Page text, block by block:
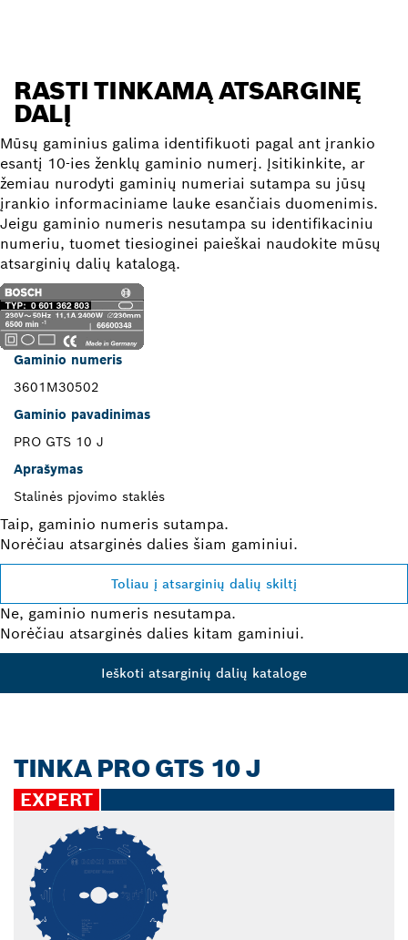
RASTI TINKAMĄ ATSARGINĘ
DALĮ
Mūsų gaminius galima identifikuoti pagal ant įrankio
esantį 10-ies ženklų gaminio numerį. Įsitikinkite, ar
žemiau nurodyti gaminių numeriai sutampa su jūsų
įrankio informaciniame lauke esančiais duomenimis.
Jeigu gaminio numeris nesutampa su identifikaciniu
numeriu, tuomet tiesioginei paieškai naudokite mūsų
atsarginių dalių katalogą.
Gaminio numeris
3601M30502
Gaminio pavadinimas
PRO GTS 10 J
Aprašymas
Stalinės pjovimo staklės
Taip, gaminio numeris sutampa.
Norėčiau atsarginės dalies šiam gaminiui.
Toliau į atsarginių dalių skiltį
Ne, gaminio numeris nesutampa.
Norėčiau atsarginės dalies kitam gaminiui.
Ieškoti atsarginių dalių kataloge
TINKA PRO GTS 10 J
EXPERT